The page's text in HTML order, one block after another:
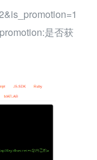
是否获